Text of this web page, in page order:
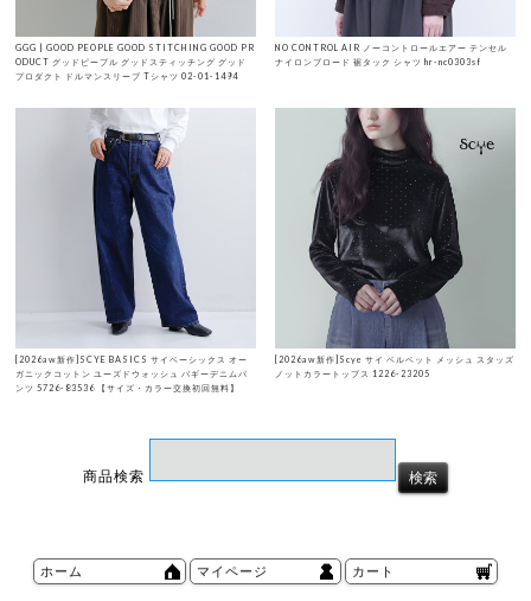
GGG | GOOD PEOPLE GOOD STITCHING GOOD PR
ODUCT グッドピープル グッドスティッチング グッド
プロダクト ドルマンスリーブ Tシャツ 02-01-1494
NO CONTROL AIR ノーコントロールエアー テンセル
ナイロンブロード 裾タック シャツ hr-nc0303sf
[2026aw新作]SCYE BASICS サイベーシックス オー
ガニックコットン ユーズドウォッシュ バギーデニムパ
ンツ 5726-83536 【サイズ・カラー交換初回無料】
[2026aw新作]Scye サイ ベルベット メッシュ スタッズ
ノットカラートップス 1226-23205
商品検索
ホーム マイページ カート